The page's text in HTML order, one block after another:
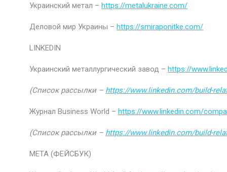
Украинский метал – https://metalukraine.com/
Деловой мир Украины – https://smiraponitke.com/
LINKEDIN
Украинский металлургический завод – https://
(Список рассылки – https://www.linkedin.com/build-
Журнал Business World – https://www.linkedin.com/
(Список рассылки – https://www.linkedin.com/build-
МЕТА (ФЕЙСБУК)